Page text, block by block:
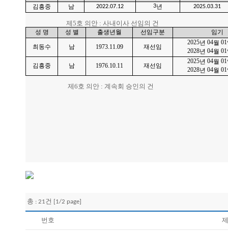
김흥중
남 2022.07.12 3년 2025.03.31
제5호 의안 : 사내이사 선임의 건
성 명 성 별 출생년월 선임구분 임기
최동수 남 1973.11.09 재선임
2025년 04월 01
2028년 04월 01
김흥중
남 1976.10.11 재선임
2025년 04월 01
2028년 04월 01
제6호 의안 : 계속회 승인의 건
총 : 21건 [1/2 page]
번호